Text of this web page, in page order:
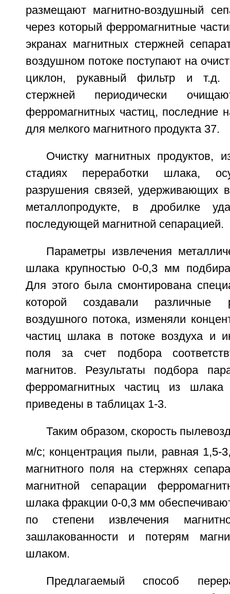
размещают магнитно-воздушный
через который ферромагнитные
экранах магнитных стержней
воздушном потоке поступают на
циклон, рукавный фильтр и т.д.
стержней периодически
ферромагнитных частиц, последние
для мелкого магнитного продукта 37.
Очистку магнитных продуктов,
стадиях переработки шлака,
разрушения связей, удерживающих
металлопродукте, в дробилке
последующей магнитной сепарацией.
Параметры извлечения
шлака крупностью 0-0,3 мм
Для этого была смонтирована
которой создавали различные
воздушного потока, изменяли
частиц шлака в потоке воздуха и
поля за счет подбора
магнитов. Результаты подбора
ферромагнитных частиц из
приведены в таблицах 1-3.
Таким образом, скорость
м/с; концентрация пыли, равная 1,5-
магнитного поля на стержнях
магнитной сепарации
шлака фракции 0-0,3 мм
по степени извлечения
зашлакованности и потерям
шлаком.
Предлагаемый способ